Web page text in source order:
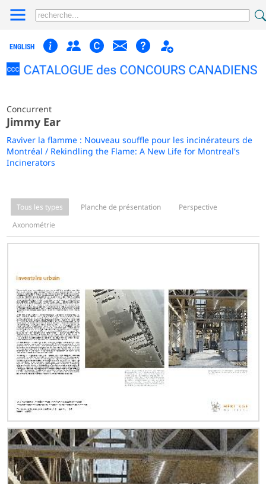
ENGLISH
Concurrent
Jimmy Ear
Raviver la flamme : Nouveau souffle pour les incinérateurs de
Montréal / Rekindling the Flame: A New Life for Montreal's
Incinerators
Tous les types Planche de présentation
Perspective
Axonométrie